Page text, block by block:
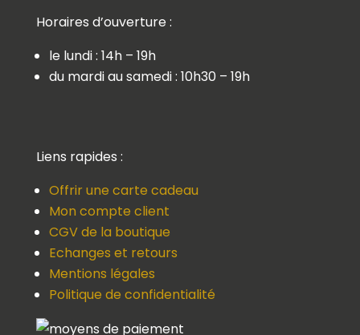
Horaires d’ouverture :
le lundi : 14h – 19h
du mardi au samedi : 10h30 – 19h
Liens rapides :
Offrir une carte cadeau
Mon compte client
CGV de la boutique
Echanges et retours
Mentions légales
Politique de confidentialité